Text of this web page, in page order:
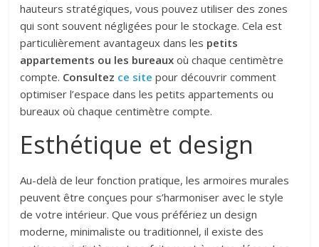
hauteurs stratégiques, vous pouvez utiliser des zones
qui sont souvent négligées pour le stockage. Cela est
particulièrement avantageux dans les petits
appartements ou les bureauxoù chaque centimètre
compte. Consultez ce site pour découvrir comment
optimiser l’espace dans les petits appartements ou
bureaux où chaque centimètre compte.
Esthétique et design
Au-delà de leur fonction pratique, les armoires murales
peuvent être conçues pour s’harmoniser avec le style
de votre intérieur. Que vous préfériez un design
moderne, minimaliste ou traditionnel, il existe des